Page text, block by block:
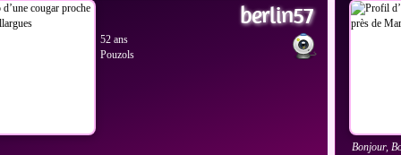
berlin57
52 ans
Pouzols
Bonjour,